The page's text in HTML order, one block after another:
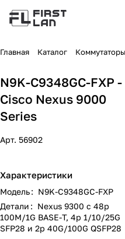
Главная Каталог Коммутаторы
N9K-C9348GC-FXP -
Cisco Nexus 9000
Series
Арт. 56902
Характеристики
Модель: N9K-C9348GC-FXP
Детали: Nexus 9300 с 48p
100M/1G BASE-T, 4p 1/10/25G
SFP28 и 2p 40G/100G QSFP28